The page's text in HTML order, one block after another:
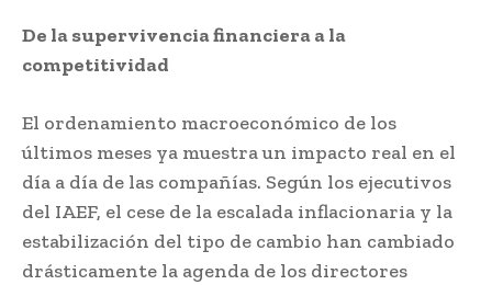
De la supervivencia financiera a la
competitividad
El ordenamiento macroeconómico de los
últimos meses ya muestra un impacto real en el
día a día de las compañías. Según los ejecutivos
del IAEF, el cese de la escalada inflacionaria y la
estabilización del tipo de cambio han cambiado
drásticamente la agenda de los directores